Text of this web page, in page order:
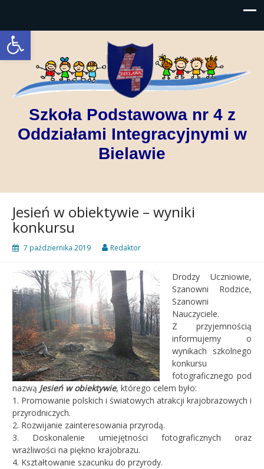
Open toolbar
Szkoła Podstawowa nr 4 z
Oddziałami Integracyjnymi w
Bielawie
Jesień w obiektywie – wyniki
konkursu
7 października 2019 Redaktor
Drodzy Uczniowie,
Szanowni Rodzice,
Szanowni
Nauczyciele.
Z przyjemnością
informujemy o
wynikach szkolnego
konkursu
fotograficznego pod
nazwą Jesień w obiektywie, którego celem było:
1. Promowanie polskich i światowych atrakcji krajobrazowych i
przyrodniczych.
2. Rozwijanie zainteresowania przyrodą.
3. Doskonalenie umiejętności fotograficznych oraz
wrażliwości na piękno krajobrazu.
4. Kształtowanie szacunku do przyrody.